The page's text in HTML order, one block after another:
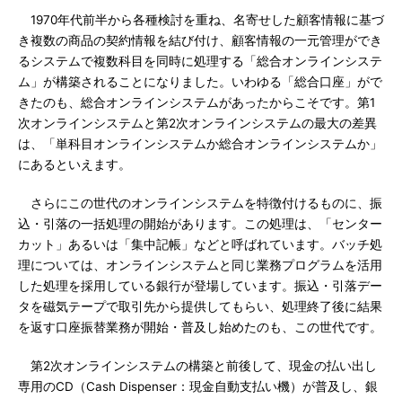
1970年代前半から各種検討を重ね、名寄せした顧客情報に基づ
き複数の商品の契約情報を結び付け、顧客情報の一元管理ができ
るシステムで複数科目を同時に処理する「総合オンラインシステ
ム」が構築されることになりました。いわゆる「総合口座」がで
きたのも、総合オンラインシステムがあったからこそです。第1
次オンラインシステムと第2次オンラインシステムの最大の差異
は、「単科目オンラインシステムか総合オンラインシステムか」
にあるといえます。
さらにこの世代のオンラインシステムを特徴付けるものに、振
込・引落の一括処理の開始があります。この処理は、「センター
カット」あるいは「集中記帳」などと呼ばれています。バッチ処
理については、オンラインシステムと同じ業務プログラムを活用
した処理を採用している銀行が登場しています。振込・引落デー
タを磁気テープで取引先から提供してもらい、処理終了後に結果
を返す口座振替業務が開始・普及し始めたのも、この世代です。
第2次オンラインシステムの構築と前後して、現金の払い出し
専用のCD（Cash Dispenser：現金自動支払い機）が普及し、銀